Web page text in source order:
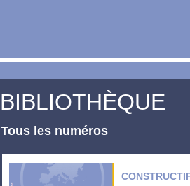
BIBLIOTHÈQUE
Tous les numéros